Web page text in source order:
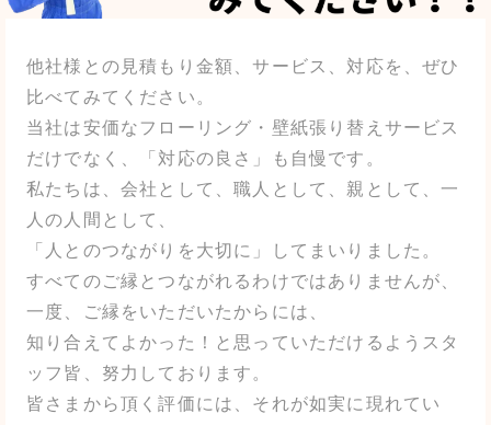
他社様との見積もり金額、サービス、対応を、ぜひ
比べてみてください。
当社は安価なフローリング・壁紙張り替えサービス
だけでなく、「対応の良さ」も自慢です。
私たちは、会社として、職人として、親として、一
人の人間として、
「人とのつながりを大切に」してまいりました。
すべてのご縁とつながれるわけではありませんが、
一度、ご縁をいただいたからには、
知り合えてよかった！と思っていただけるようスタ
ッフ皆、努力しております。
皆さまから頂く評価には、それが如実に現れてい